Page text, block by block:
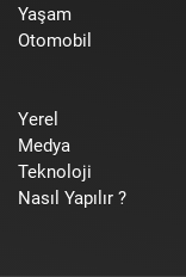
Yaşam
Otomobil
Yerel
Medya
Teknoloji
Nasıl Yapılır ?